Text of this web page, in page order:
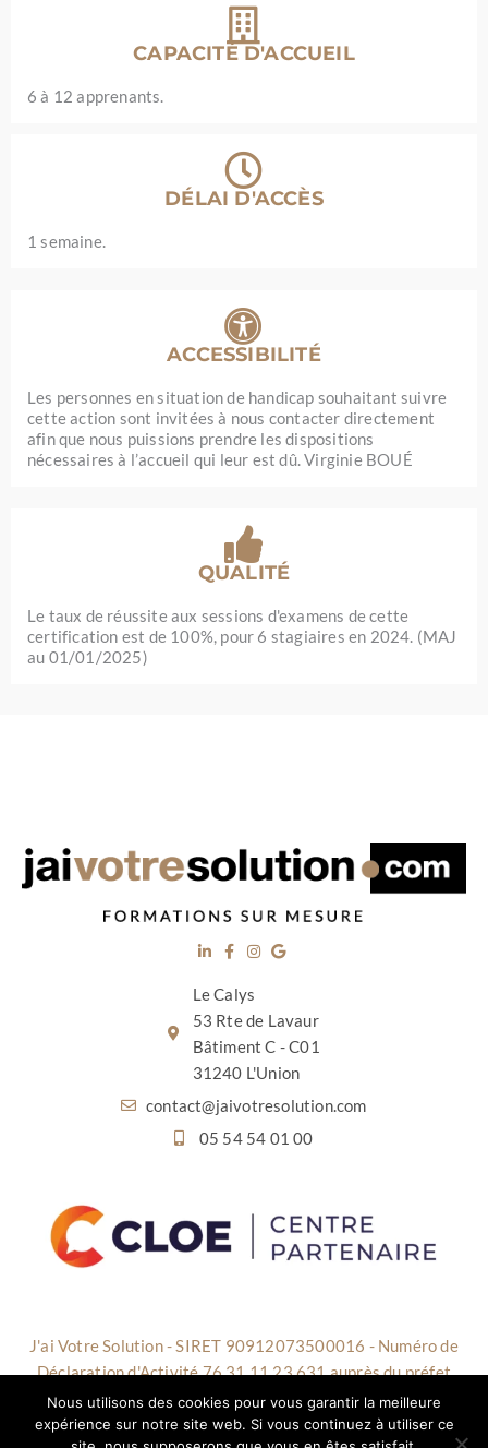
CAPACITÉ D'ACCUEIL
6 à 12 apprenants.
DÉLAI D'ACCÈS
1 semaine.
ACCESSIBILITÉ
Les personnes en situation de handicap souhaitant suivre
cette action sont invitées à nous contacter directement
afin que nous puissions prendre les dispositions
nécessaires à l’accueil qui leur est dû. Virginie BOUÉ
QUALITÉ
Le taux de réussite aux sessions d'examens de cette
certification est de 100%, pour 6 stagiaires en 2024. (MAJ
au 01/01/2025)
Le Calys
53 Rte de Lavaur
Bâtiment C - C01
31240 L'Union
contact@jaivotresolution.com
05 54 54 01 00
J'ai Votre Solution - SIRET 90912073500016 - Numéro de
Déclaration d'Activité 76 31 11 23 631 auprès du préfet
d'Occitanie - Cet enregistrement ne vaut pas agrément de
l’Etat - NAF 8559A
Nous utilisons des cookies pour vous garantir la meilleure
expérience sur notre site web. Si vous continuez à utiliser ce